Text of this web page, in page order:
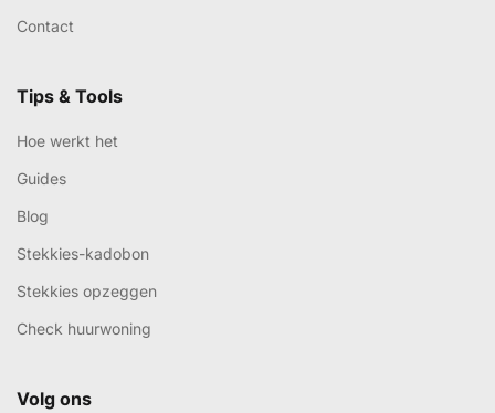
Contact
Tips & Tools
Hoe werkt het
Guides
Blog
Stekkies-kadobon
Stekkies opzeggen
Check huurwoning
Volg ons